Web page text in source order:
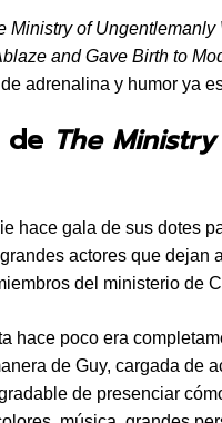
Ministry of Ungentlemanly
and Gave Birth to
adrenalina y humor ya
de The
hace gala de sus dotes
actores que dejan
del ministerio de
hace poco era
de Guy, cargada de
de presenciar